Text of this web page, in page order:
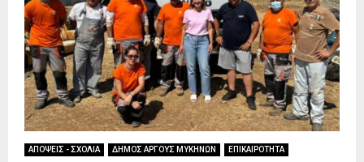
ΑΠΟΨΕΙΣ - ΣΧΟΛΙΑ ΔΗΜΟΣ ΑΡΓΟΥΣ ΜΥΚΗΝΩΝ ΕΠΙΚΑΙΡΟΤΗΤΑ